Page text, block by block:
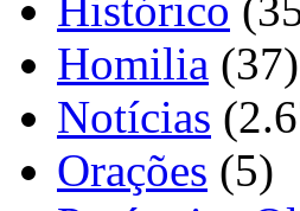
Histórico
Homilia (37)
Notícias
Orações (5)